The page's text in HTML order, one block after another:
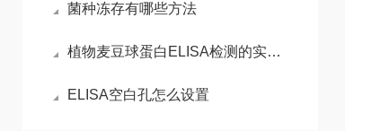
菌种冻存有哪些方法
植物麦豆球蛋白ELISA检测的实验流程
ELISA空白孔怎么设置